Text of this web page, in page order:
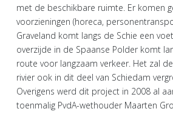
met de beschikbare ruimte. Er komen
voorzieningen (horeca,
Graveland komt langs de Schie een
overzijde in de Spaanse Polder komt
route voor langzaam verkeer. Het zal
rivier ook in dit deel van Schiedam
Overigens werd dit project in 2008 al
toenmalig PvdA-wethouder Maarten